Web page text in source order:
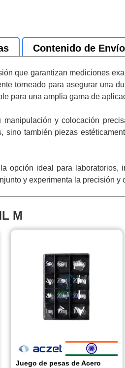
Contenido de Envío
que garantizan mediciones
torneado para asegurar una
para una amplia gama de
y colocación
también piezas
opción ideal para laboratorios,
y experimenta la precisión y
M
Juego de pesas de Acero